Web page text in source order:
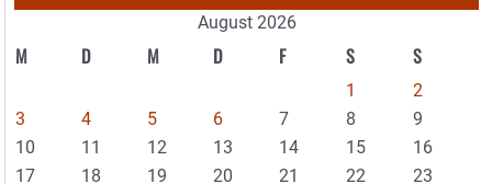
August 2026
M D M D F S S
1
2
3
4 5 6 7 8
9
10
11 12 13 14 15
16
17
18 19 20 21 22
23